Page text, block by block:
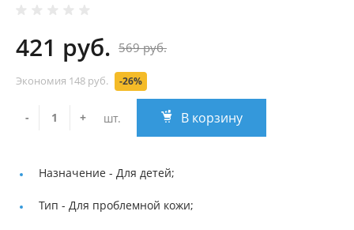
421 руб. 569 руб.
Экономия 148 руб. -26%
- + шт. В корзину
Назначение - Для детей;
Тип - Для проблемной кожи;